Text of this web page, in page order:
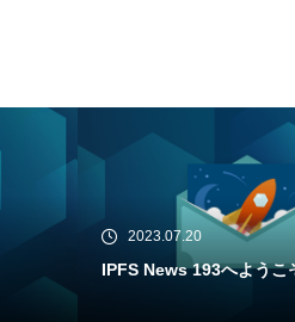
2023.07.20
Filecoin News 69